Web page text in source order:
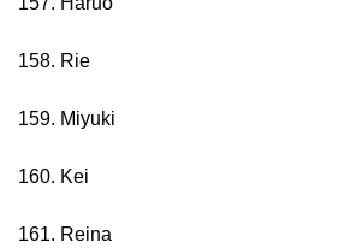
158. Rie
159. Miyuki
160. Kei
161. Reina